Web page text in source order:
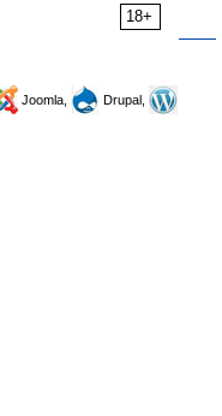
18+
Joomla,
Drupal,